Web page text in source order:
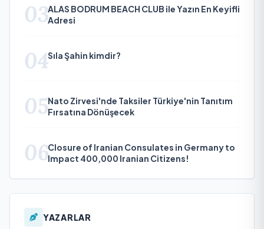
03ALAS BODRUM BEACH CLUB ile Yazın En Keyifli
Adresi
04Sıla Şahin kimdir?
05Nato Zirvesi'nde Taksiler Türkiye'nin Tanıtım
Fırsatına Dönüşecek
06Closure of Iranian Consulates in Germany to
Impact 400,000 Iranian Citizens!
YAZARLAR